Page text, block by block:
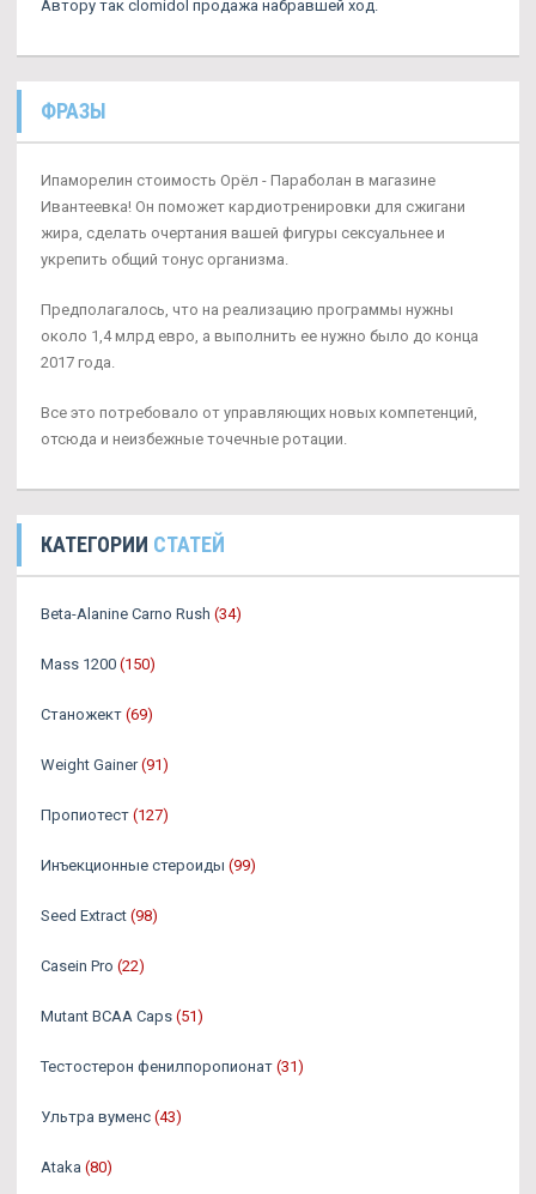
Автору так clomidol продажа набравшей ход.
ФРАЗЫ
Ипаморелин стоимость Орёл - Параболан в магазине
Ивантеевка! Он поможет кардиотренировки для сжигани
жира, сделать очертания вашей фигуры сексуальнее и
укрепить общий тонус организма.
Предполагалось, что на реализацию программы нужны
около 1,4 млрд евро, а выполнить ее нужно было до конца
2017 года.
Все это потребовало от управляющих новых компетенций,
отсюда и неизбежные точечные ротации.
КАТЕГОРИИ СТАТЕЙ
Beta-Alanine Carno Rush (34)
Mass 1200 (150)
Станожект (69)
Weight Gainer (91)
Пропиотест (127)
Инъекционные стероиды (99)
Seed Extract (98)
Casein Pro (22)
Mutant BCAA Caps (51)
Тестостерон фенилпоропионат (31)
Ультра вуменс (43)
Ataka (80)